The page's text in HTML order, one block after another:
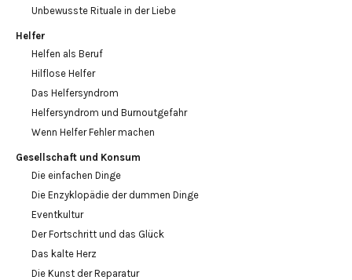
Unbewusste Rituale in der Liebe
Helfer
Helfen als Beruf
Hilflose Helfer
Das Helfersyndrom
Helfersyndrom und Burnoutgefahr
Wenn Helfer Fehler machen
Gesellschaft und Konsum
Die einfachen Dinge
Die Enzyklopädie der dummen Dinge
Eventkultur
Der Fortschritt und das Glück
Das kalte Herz
Die Kunst der Reparatur